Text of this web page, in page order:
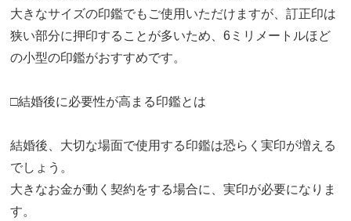
大きなサイズの印鑑でもご使用いただけますが、訂正印は
狭い部分に押印することが多いため、6ミリメートルほど
の小型の印鑑がおすすめです。
□結婚後に必要性が高まる印鑑とは
結婚後、大切な場面で使用する印鑑は恐らく実印が増える
でしょう。
大きなお金が動く契約をする場合に、実印が必要になりま
す。